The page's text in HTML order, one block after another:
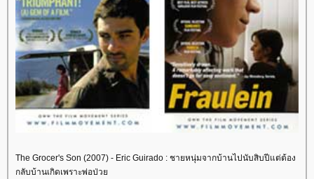
The Grocer's Son (2007) - Eric Guirado : ชายหนุ่มจากบ้านไปนับสิบปีแต่ต้อง
กลับบ้านเกิดเพราะพ่อป่ว